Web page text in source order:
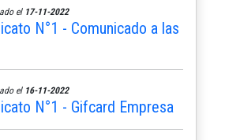
el 17-11-2022
N°1 - Comunicado a las
el 16-11-2022
N°1 - Gifcard Empresa